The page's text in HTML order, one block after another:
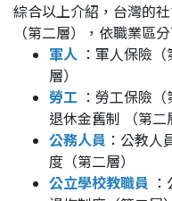
綜合以上介紹，台灣的
（第二層），依職業區
軍人 ：軍人保險
層）
勞工 ：勞工保險
退休金舊制 （第二
公務人員 ：公教人
度（第二層）
公立學校教職員